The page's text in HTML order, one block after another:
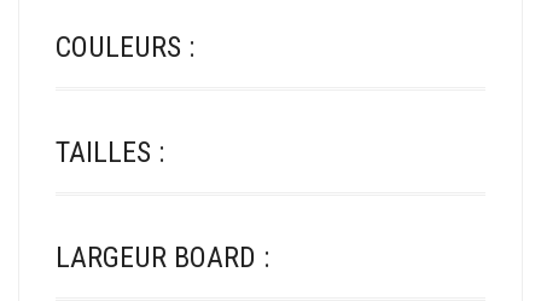
COULEURS :
TAILLES :
LARGEUR BOARD :